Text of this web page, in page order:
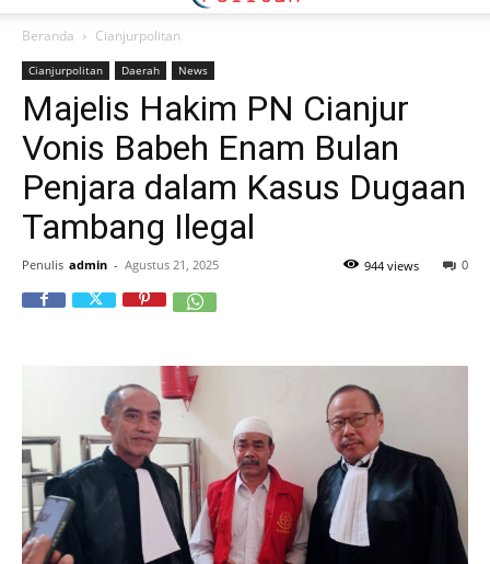
Beranda Cianjurpolitan
Cianjurpolitan Daerah News
Majelis Hakim PN Cianjur
Vonis Babeh Enam Bulan
Penjara dalam Kasus Dugaan
Tambang Ilegal
Penulis admin - Agustus 21, 2025 0
944 views